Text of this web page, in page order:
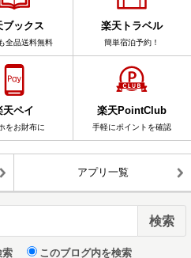
ブックス
全品送料無料
楽天トラベル
簡単宿泊予約！
天ペイ
をお財布に
楽天PointClub
手軽にポイントを確認
アプリ一覧
このブログ内を検索